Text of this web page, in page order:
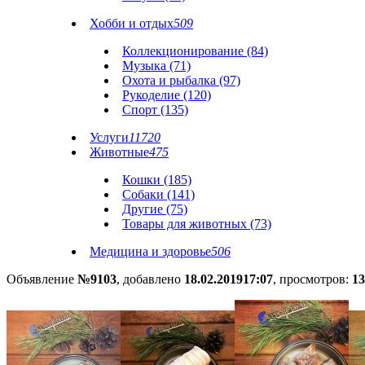
Хобби и отдых509
Коллекционирование (84)
Музыка (71)
Охота и рыбалка (97)
Рукоделие (120)
Спорт (135)
Услуги11720
Животные475
Кошки (185)
Собаки (141)
Другие (75)
Товары для животных (73)
Медицина и здоровье506
Объявление №9103, добавлено 18.02.201917:07, просмотров: